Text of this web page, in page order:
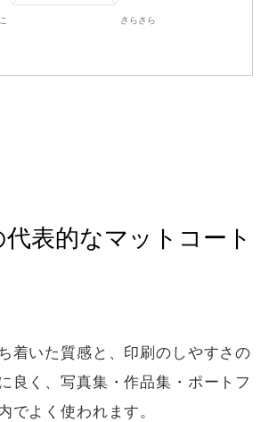
表的なマットコート
着いた質感と、印刷のしやすさの
良く、写真集・作品集・ポートフ
でよく使われます。